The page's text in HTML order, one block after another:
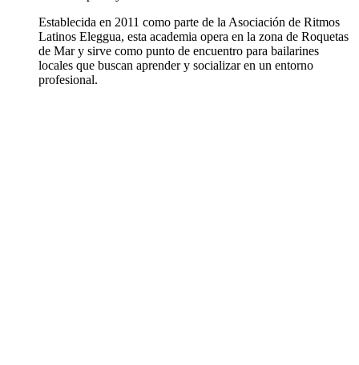
Establecida en 2011 como parte de la Asociación de Ritmos
Latinos Eleggua, esta academia opera en la zona de Roquetas
de Mar y sirve como punto de encuentro para bailarines
locales que buscan aprender y socializar en un entorno
profesional.